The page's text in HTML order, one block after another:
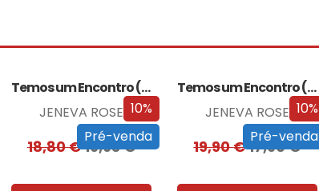
10%
Pré-venda
Temos um Encontro (Outra Vez)
JENEVA ROSE
18,80€16,93€
10%
Pré-venda
Temos um Encontro (Outra Vez) – Edição…
JENEVA ROSE
19,90€17,90€